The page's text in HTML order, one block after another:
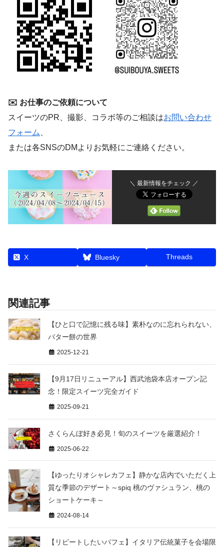
✉️ お仕事のご依頼について
スイーツのPR、撮影、コラボ等のご相談はお問い合わせ
フォーム
または各SNSのDMよりお気軽にご連絡ください。
＼ 最新情報をチェック ／
X Bluesky Threads
関連記事
【ひと口で記憶に残る味】素朴なのに忘れられない、
バター餅の世界
2025-12-21
【9月17日リニューアル】西武池袋本店オープン記
念！限定スイーツ完全ガイド
2025-09-21
さくらんぼ好き必見！旬のスイーツを厳選紹介！
2025-06-22
【ゆったりオシャレカフェ】静かな店内でいただく上
質な季節のデザート～spiq 桃のヴァシュラン、桃の
ショートケーキ～
2024-08-14
【リピートしたいパフェ】イタリア伝統菓子を会場限